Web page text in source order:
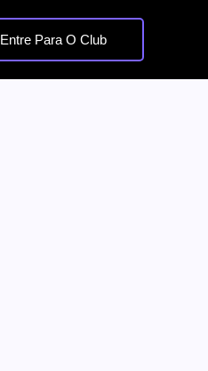
Entre Para O Club